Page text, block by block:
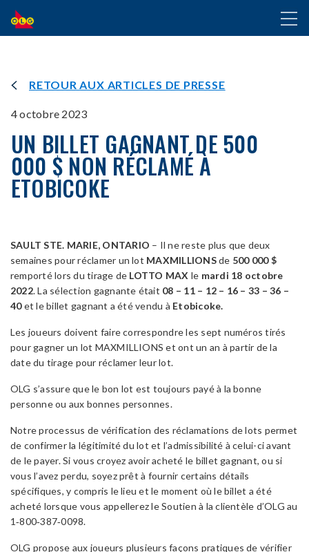
ALLER
AU
CONTENU
RETOUR AUX ARTICLES DE PRESSE
4 octobre 2023
UN BILLET GAGNANT DE 500
000 $ NON RÉCLAMÉ À
ETOBICOKE
SAULT STE. MARIE, ONTARIO – Il ne reste plus que deux
semaines pour réclamer un lot MAXMILLIONSde 500 000 $
remporté lors du tirage de LOTTO MAX le mardi 18 octobre
2022. La sélection gagnante était 08 – 11 – 12 – 16 – 33 – 36 –
40et le billet gagnant a été vendu à Etobicoke.
Les joueurs doivent faire correspondre les sept numéros tirés
pour gagner un lot MAXMILLIONS et ont un an à partir de la
date du tirage pour réclamer leur lot.
OLG s’assure que le bon lot est toujours payé à la bonne
personne ou aux bonnes personnes.
Notre processus de vérification des réclamations de lots permet
de confirmer la légitimité du lot et l’admissibilité à celui-ci avant
de le payer. Si vous croyez avoir acheté le billet gagnant, ou si
vous l’avez perdu, soyez prêt à fournir certains détails
spécifiques, y compris le lieu et le moment où le billet a été
acheté lorsque vous appellerez le Soutien à la clientèle d’OLG au
1‑800‑387‑0098.
OLG propose aux joueurs plusieurs façons pratiques de vérifier